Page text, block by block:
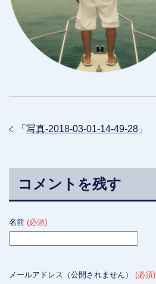
「 写真-2018-03-01-14-49-28 」
コメントを残す
名前 (必須)
メールアドレス（公開されません） (必須)